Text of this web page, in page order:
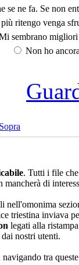
se ne fa. Se non
ritengo venga
sembrano
Non ho
Sopra
. Tutti i file
di
nell'omonima
triestina inviava
legati alla
nostri utenti.
tra